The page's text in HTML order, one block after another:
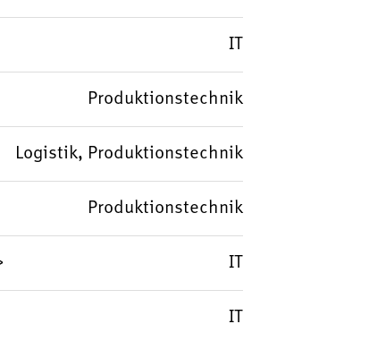
IT
Produktionstechnik
Logistik, Produktionstechnik
Produktionstechnik
IT
IT